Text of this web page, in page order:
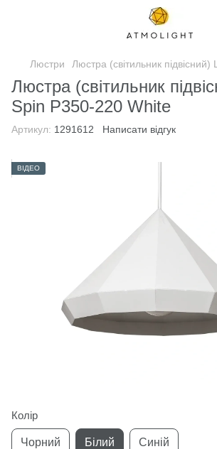
Люстри Люстра (світильник
Люстра (світильник
Spin P350-220 White
Артикул: 1291612 Написати відгук
ВІДЕО
Колір
Чорний Білий Синій